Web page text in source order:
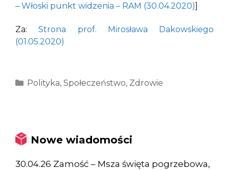
– Włoski punkt widzenia – RAM (30.04.2020)]
Za:Strona prof. Mirosława Dakowskiego
(01.05.2020)
Kategorie
Polityka, Społeczeństwo, Zdrowie
Nowe wiadomości
30.04.26 Zamość – Msza święta pogrzebowa,